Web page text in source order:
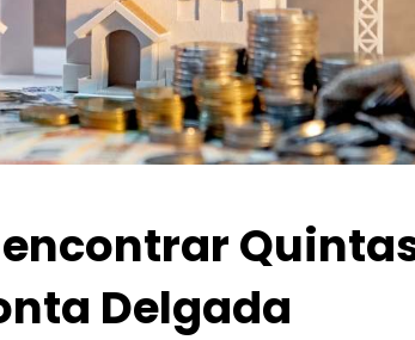
Delgada